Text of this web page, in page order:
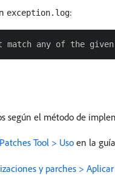
exception.log:
según el método de
Tool > Uso en la
y parches >